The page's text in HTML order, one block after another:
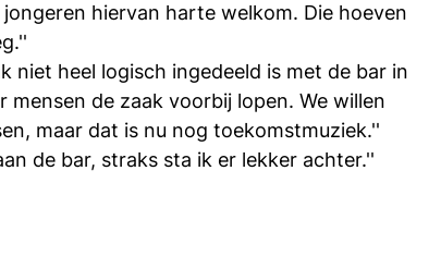
hiervan harte welkom. Die hoeven
niet heel logisch ingedeeld is met de bar in
de zaak voorbij lopen. We willen
maar dat is nu nog toekomstmuziek.''
de bar, straks sta ik er lekker achter.''